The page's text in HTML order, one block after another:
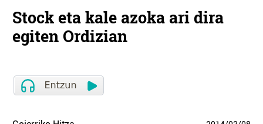
Stock eta kale azoka ari dira
egiten Ordizian